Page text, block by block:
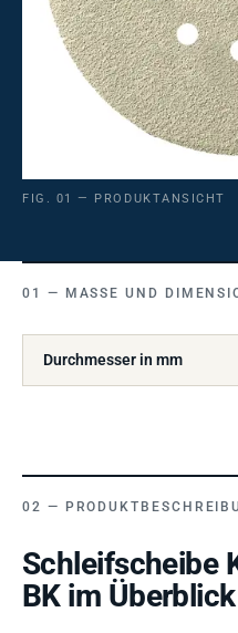
FIG. 01 — PRODUKTANSICHT
MASSE UND
Durchmesser in mm
Schleifscheibe
BK im Überblick